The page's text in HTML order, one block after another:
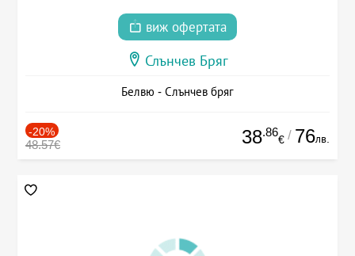
виж офертата
Слънчев Бряг
Белвю - Слънчев бряг
-20%
48.57€ 38.86
€ / 76лв.